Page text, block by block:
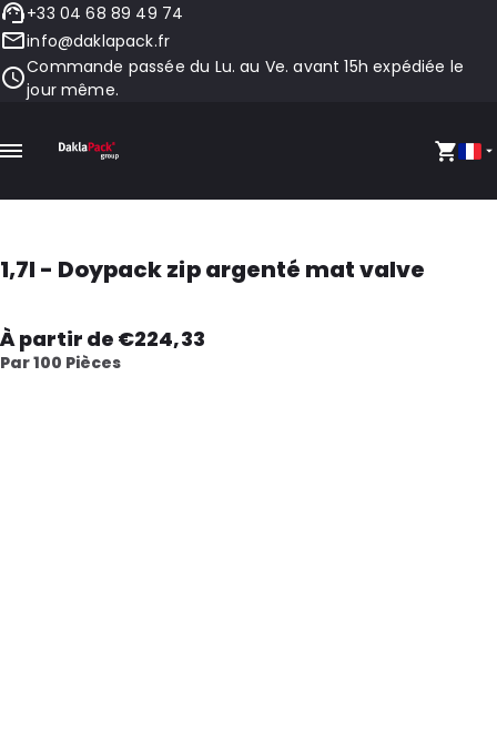
+33 04 68 89 49 74
info@daklapack.fr
Commande passée du Lu. au Ve. avant 15h expédiée le
jour même.
1,7l - Doypack zip argenté mat valve
À partir de €224,33
Par 100 Pièces